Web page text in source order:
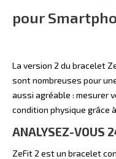
pour
La version 2 du bracelet
sont nombreuses pour
aussi agréable : mesurer
condition physique grâce
ANALYSEZ-VOUS
ZeFit 2 est un bracelet